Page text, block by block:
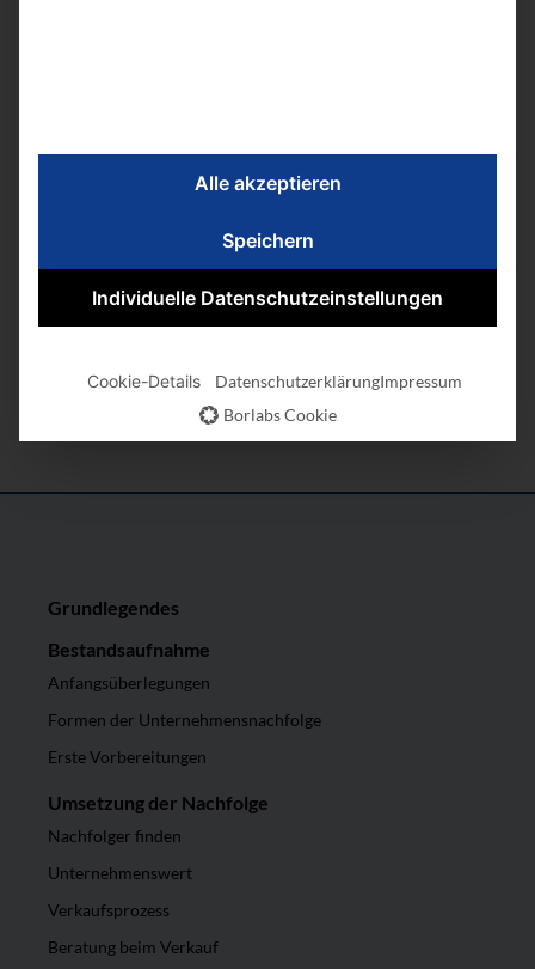
Ihre Spezialisten des
KompetenzCenters
Nachfolge
Grundlegendes
Bestandsaufnahme
Anfangsüberlegungen
Formen der Unternehmensnachfolge
Erste Vorbereitungen
Umsetzung der Nachfolge
Nachfolger finden
Unternehmenswert
Verkaufsprozess
Beratung beim Verkauf
Alle akzeptieren
Speichern
Individuelle Datenschutzeinstellungen
Cookie-Details DatenschutzerklärungImpressum
Borlabs Cookie